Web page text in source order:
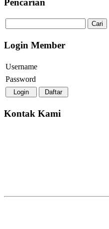
Pencarian
Login Member
Username
Password
Kontak Kami